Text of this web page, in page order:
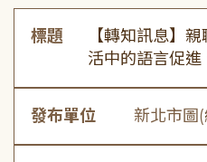
標題
【轉知訊息】
活中的語言促
發布單位 新北市圖